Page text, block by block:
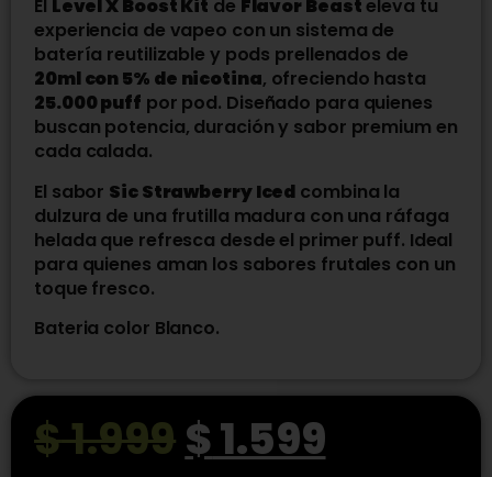
El Level X Boost Kit de Flavor Beast eleva tu
experiencia de vapeo con un sistema de
batería reutilizable y pods prellenados de
20ml con 5% de nicotina, ofreciendo hasta
25.000 puff por pod. Diseñado para quienes
buscan potencia, duración y sabor premium en
cada calada.
El sabor Sic Strawberry Iced combina la
dulzura de una frutilla madura con una ráfaga
helada que refresca desde el primer puff. Ideal
para quienes aman los sabores frutales con un
toque fresco.
Bateria color Blanco.
$1.999$1.599